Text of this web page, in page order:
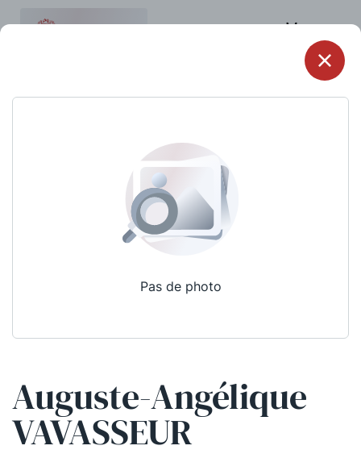
Menu
Pas de photo
Auguste-Angélique
VAVASSEUR
Qui sommes-nous ?
La Conférence